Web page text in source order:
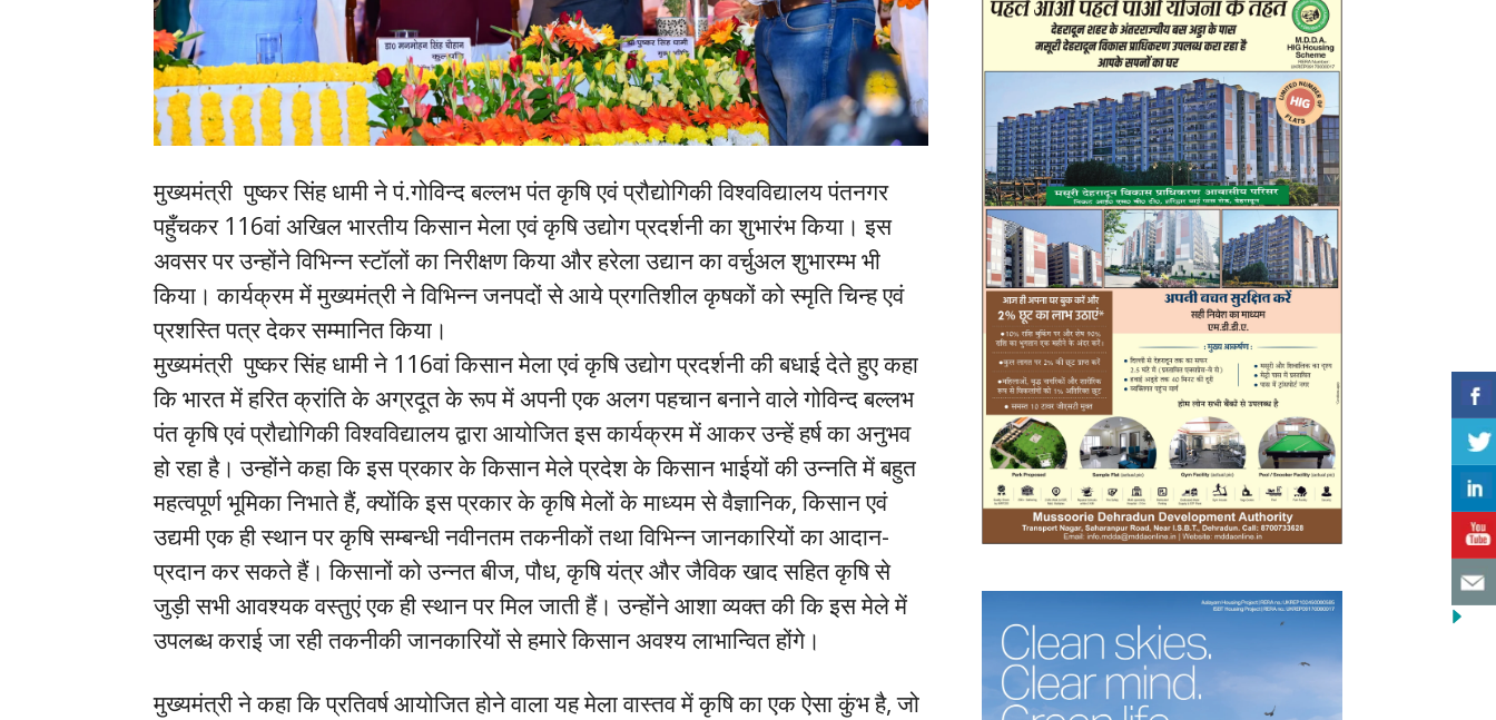
मुख्यमंत्री पुष्कर सिंह धामी ने पं.गोविन्द बल्लभ पंत कृषि एवं प्रौद्योगिकी विश्वविद्यालय पंतनगर
पहुँचकर 116वां अखिल भारतीय किसान मेला एवं कृषि उद्योग प्रदर्शनी का शुभारंभ किया। इस
अवसर पर उन्होंने विभिन्न स्टॉलों का निरीक्षण किया और हरेला उद्यान का वर्चुअल शुभारम्भ भी
किया। कार्यक्रम में मुख्यमंत्री ने विभिन्न जनपदों से आये प्रगतिशील कृषकों को स्मृति चिन्ह एवं
प्रशस्ति पत्र देकर सम्मानित किया।
मुख्यमंत्री पुष्कर सिंह धामी ने 116वां किसान मेला एवं कृषि उद्योग प्रदर्शनी की बधाई देते हुए कहा
कि भारत में हरित क्रांति के अग्रदूत के रूप में अपनी एक अलग पहचान बनाने वाले गोविन्द बल्लभ
पंत कृषि एवं प्रौद्योगिकी विश्वविद्यालय द्वारा आयोजित इस कार्यक्रम में आकर उन्हें हर्ष का अनुभव
हो रहा है। उन्होंने कहा कि इस प्रकार के किसान मेले प्रदेश के किसान भाईयों की उन्नति में बहुत
महत्वपूर्ण भूमिका निभाते हैं, क्योंकि इस प्रकार के कृषि मेलों के माध्यम से वैज्ञानिक, किसान एवं
उद्यमी एक ही स्थान पर कृषि सम्बन्धी नवीनतम तकनीकों तथा विभिन्न जानकारियों का आदान-
प्रदान कर सकते हैं। किसानों को उन्नत बीज, पौध, कृषि यंत्र और जैविक खाद सहित कृषि से
जुड़ी सभी आवश्यक वस्तुएं एक ही स्थान पर मिल जाती हैं। उन्होंने आशा व्यक्त की कि इस मेले में
उपलब्ध कराई जा रही तकनीकी जानकारियों से हमारे किसान अवश्य लाभान्वित होंगे।
मुख्यमंत्री ने कहा कि प्रतिवर्ष आयोजित होने वाला यह मेला वास्तव में कृषि का एक ऐसा कुंभ है, जो